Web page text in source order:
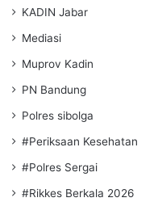
KADIN Jabar
Mediasi
Muprov Kadin
PN Bandung
Polres sibolga
#Periksaan Kesehatan
#Polres Sergai
#Rikkes Berkala 2026